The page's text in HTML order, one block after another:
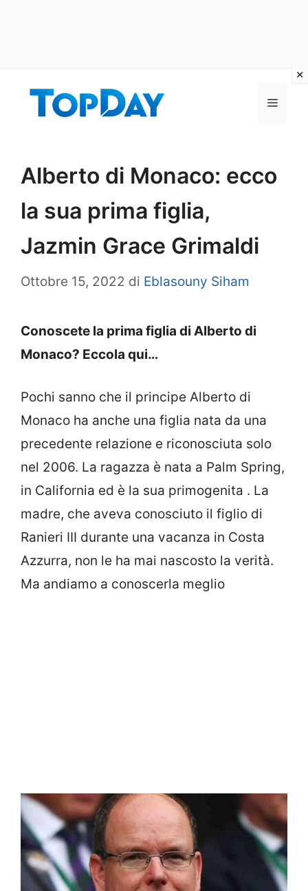
Menu
Alberto di Monaco: ecco
la sua prima figlia,
Jazmin Grace Grimaldi
Ottobre 15, 2022 di Eblasouny Siham
Conoscete la prima figlia di Alberto di
Monaco? Eccola qui…
Pochi sanno che il principe Alberto di
Monaco ha anche una figlia nata da una
precedente relazione e riconosciuta solo
nel 2006. La ragazza è nata a Palm Spring,
in California ed è la sua primogenita . La
madre, che aveva conosciuto il figlio di
Ranieri III durante una vacanza in Costa
Azzurra, non le ha mai nascosto la verità.
Ma andiamo a conoscerla meglio